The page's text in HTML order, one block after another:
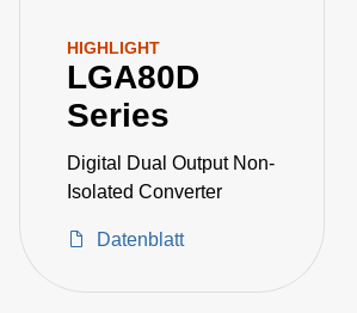
HIGHLIGHT
LGA80D
Series
Digital Dual Output Non-
Isolated Converter
Datenblatt